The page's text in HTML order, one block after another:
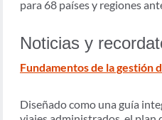
para 68 países y regiones
Noticias y
Fundamentos de la gestión
Diseñado como una guía